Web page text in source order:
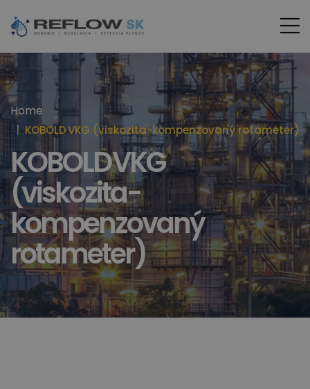
Home
KOBOLD VKG (viskozita-kompenzovaný rotameter)
KOBOLD VKG
(viskozita-
kompenzovaný
rotameter)